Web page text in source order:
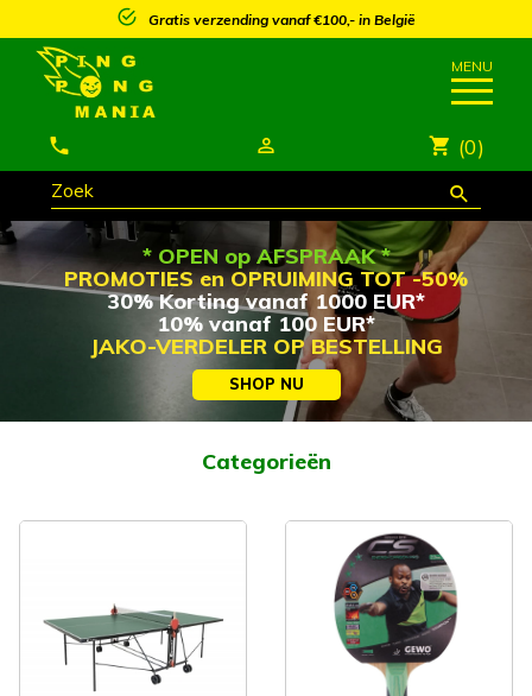
25% korting vanaf €250,- op
(0)
* OPEN op AFSPRAAK *
PROMOTIES enOPRUIMING TOT -50%
30% Korting vanaf 1000 EUR*
10% vanaf 100 EUR*
JAKO-VERDELER OP BESTELLING
SHOP NU
Categorieën